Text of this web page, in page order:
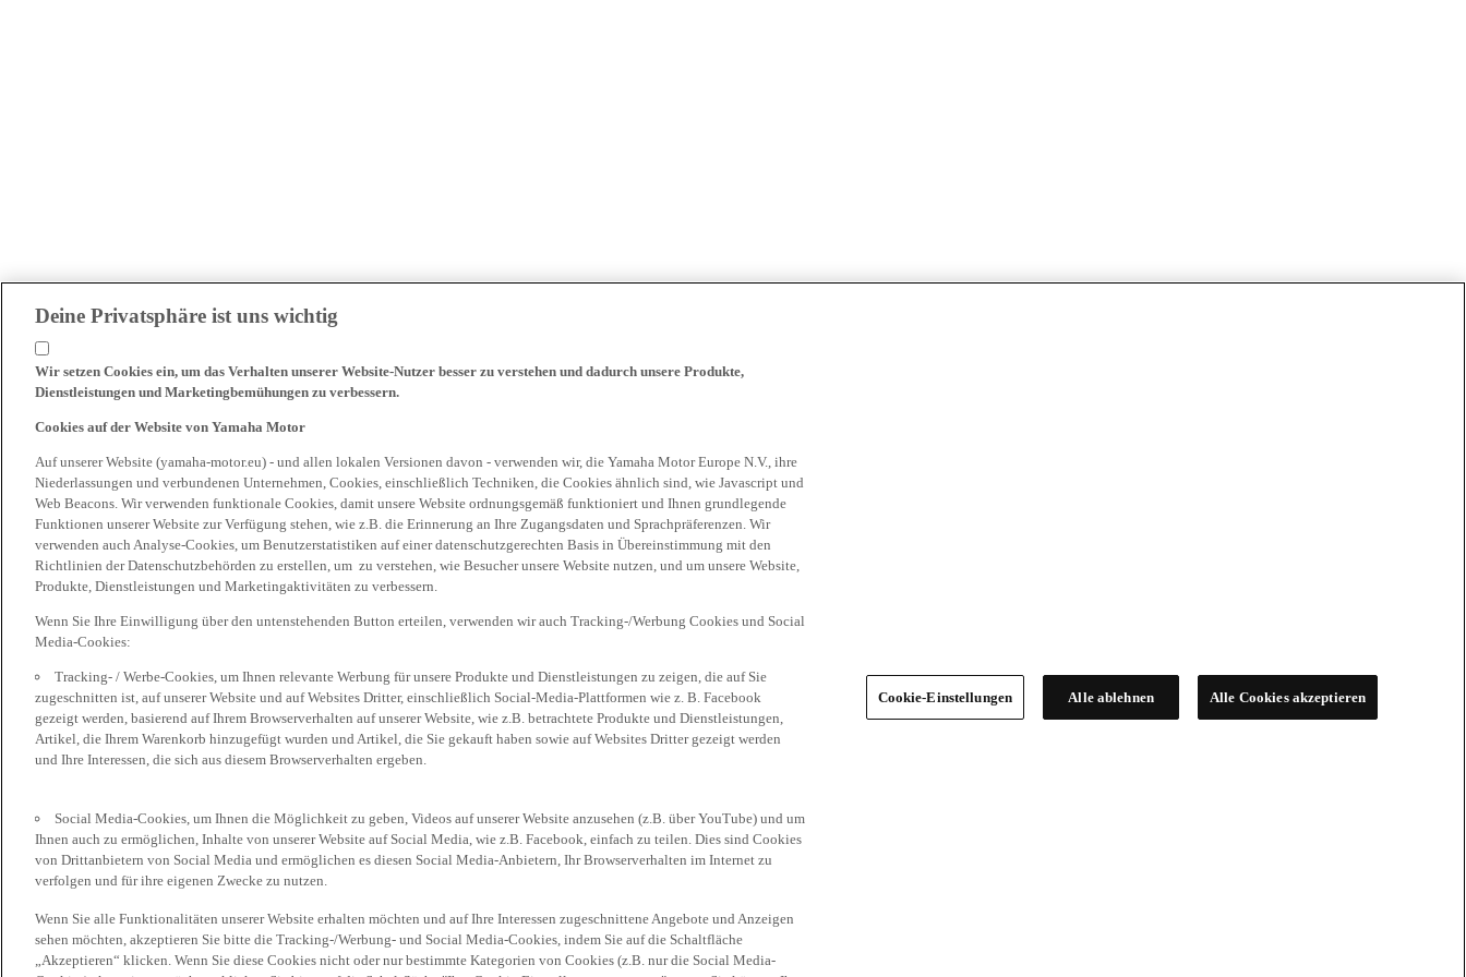
Deine Privatsphäre ist uns wichtig
Wir setzen Cookies ein, um das Verhalten unserer Website-Nutzer besser zu verstehen und dadurch unsere Produkte,
Dienstleistungen und Marketingbemühungen zu verbessern.
Cookies auf der Website von Yamaha Motor
Auf unserer Website (yamaha-motor.eu) - und allen lokalen Versionen davon - verwenden wir, die Yamaha Motor Europe N.V., ihre
Niederlassungen und verbundenen Unternehmen, Cookies, einschließlich Techniken, die Cookies ähnlich sind, wie Javascript und
Web Beacons. Wir verwenden funktionale Cookies, damit unsere Website ordnungsgemäß funktioniert und Ihnen grundlegende
Funktionen unserer Website zur Verfügung stehen, wie z.B. die Erinnerung an Ihre Zugangsdaten und Sprachpräferenzen. Wir
verwenden auch Analyse-Cookies, um Benutzerstatistiken auf einer datenschutzgerechten Basis in Übereinstimmung mit den
Richtlinien der Datenschutzbehörden zu erstellen, um zu verstehen, wie Besucher unsere Website nutzen, und um unsere Website,
Produkte, Dienstleistungen und Marketingaktivitäten zu verbessern.
Wenn Sie Ihre Einwilligung über den untenstehenden Button erteilen, verwenden wir auch Tracking-/Werbung Cookies und Social
Media-Cookies:
Tracking- / Werbe-Cookies, um Ihnen relevante Werbung für unsere Produkte und Dienstleistungen zu zeigen, die auf Sie
zugeschnitten ist, auf unserer Website und auf Websites Dritter, einschließlich Social-Media-Plattformen wie z. B. Facebook
gezeigt werden, basierend auf Ihrem Browserverhalten auf unserer Website, wie z.B. betrachtete Produkte und Dienstleistungen,
Artikel, die Ihrem Warenkorb hinzugefügt wurden und Artikel, die Sie gekauft haben sowie auf Websites Dritter gezeigt werden
und Ihre Interessen, die sich aus diesem Browserverhalten ergeben.
Social Media-Cookies, um Ihnen die Möglichkeit zu geben, Videos auf unserer Website anzusehen (z.B. über YouTube) und um
Ihnen auch zu ermöglichen, Inhalte von unserer Website auf Social Media, wie z.B. Facebook, einfach zu teilen. Dies sind Cookies
von Drittanbietern von Social Media und ermöglichen es diesen Social Media-Anbietern, Ihr Browserverhalten im Internet zu
verfolgen und für ihre eigenen Zwecke zu nutzen.
Wenn Sie alle Funktionalitäten unserer Website erhalten möchten und auf Ihre Interessen zugeschnittene Angebote und Anzeigen
sehen möchten, akzeptieren Sie bitte die Tracking-/Werbung- und Social Media-Cookies, indem Sie auf die Schaltfläche
„Akzeptieren“ klicken. Wenn Sie diese Cookies nicht oder nur bestimmte Kategorien von Cookies (z.B. nur die Social Media-
Cookie-Einstellungen Alle ablehnen Alle Cookies akzeptieren